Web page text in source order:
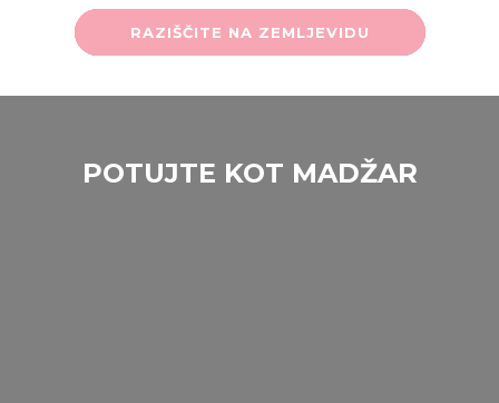
RAZIŠČITE NA ZEMLJEVIDU
POTUJTE KOT MADŽAR